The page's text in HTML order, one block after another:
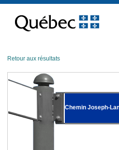
contenu
Retour aux résultats
Chemin Joseph-